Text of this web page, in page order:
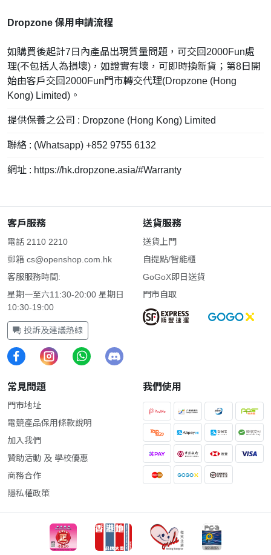
Dropzone 保用申請流程
如購買後起計7日內產品出現質量問題，可交回2000Fun處
理(不包括人為損壞)，如證實有壞，可即時換新貨；第8日開
始由客戶交回2000Fun門市轉交代理(Dropzone (Hong
Kong) Limited)。
提供保養之公司 : Dropzone (Hong Kong) Limited
聯絡 : (Whatsapp) +852 9755 6132
網址 : https://hk.dropzone.asia/#Warranty
客戶服務
電話 2110 2210
郵箱 cs@openshop.com.hk
客服服務時間:
星期一至六11:30-20:00 星期日
10:30-19:00
投訴及建議熱線
送貨服務
送貨上門
自提點/智能櫃
GoGoX即日送貨
門市自取
常見問題
門市地址
電競產品保用條款說明
加入我們
贊助活動 及 學校優惠
商務合作
隱私權政策
我們使用